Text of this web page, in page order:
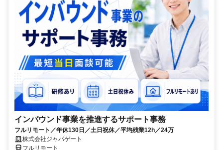
インバウンド事業を推進するサポート事務
フルリモート／年休130日／土日祝休／平均残業12h／24万
株式会社ジャパゲート
フルリモート